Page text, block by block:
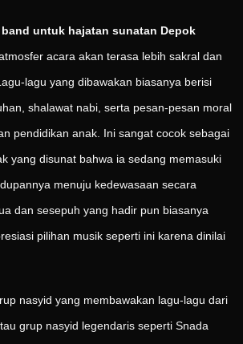
band untuk hajatan sunatan Depok
acara akan terasa lebih sakral dan
lagu yang dibawakan biasanya berisi
shalawat nabi, serta pesan-pesan moral
pendidikan anak. Ini sangat cocok sebagai
yang disunat bahwa ia sedang memasuki
menuju kedewasaan secara
dan sesepuh yang hadir pun biasanya
pilihan musik seperti ini karena dinilai
nasyid yang membawakan lagu-lagu dari
grup nasyid legendaris seperti Snada